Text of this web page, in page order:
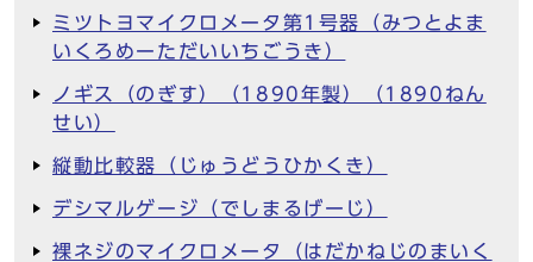
ミツトヨマイクロメータ第1号器（みつとよま
いくろめーただいいちごうき）
ノギス（のぎす）（1890年製）（1890ねん
せい）
縦動比較器（じゅうどうひかくき）
デシマルゲージ（でしまるげーじ）
裸ネジのマイクロメータ（はだかねじのまいく